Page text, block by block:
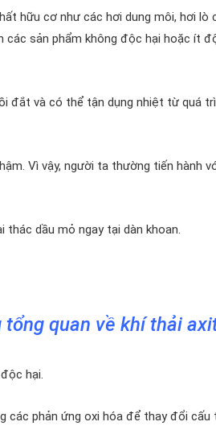
hữu cơ như các hơi dung môi, hơi lò
sản phẩm không độc hại hoặc ít
đắt và có thể tận dụng nhiệt từ quá
Vì vậy, người ta thường tiến hành
dầu mỏ ngay tại dàn khoan.
tổng quan về khí thải
hại.
các phản ứng oxi hóa để thay đổi cấu